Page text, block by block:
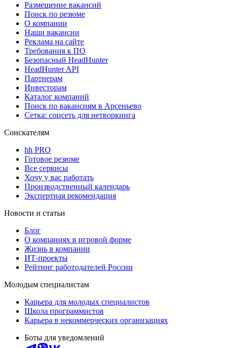
Размещение вакансий
Поиск по резюме
О компании
Наши вакансии
Реклама на сайте
Требования к ПО
Безопасный HeadHunter
HeadHunter API
Партнерам
Инвесторам
Каталог компаний
Поиск по вакансиям в Арсеньево
Сетка: соцсеть для нетворкинга
Соискателям
hh PRO
Готовое резюме
Все сервисы
Хочу у вас работать
Производственный календарь
Экспертная рекомендация
Новости и статьи
Блог
О компаниях в игровой форме
Жизнь в компании
ИТ-проекты
Рейтинг работодателей России
Молодым специалистам
Карьера для молодых специалистов
Школа программистов
Карьера в некоммерческих организациях
Боты для уведомлений